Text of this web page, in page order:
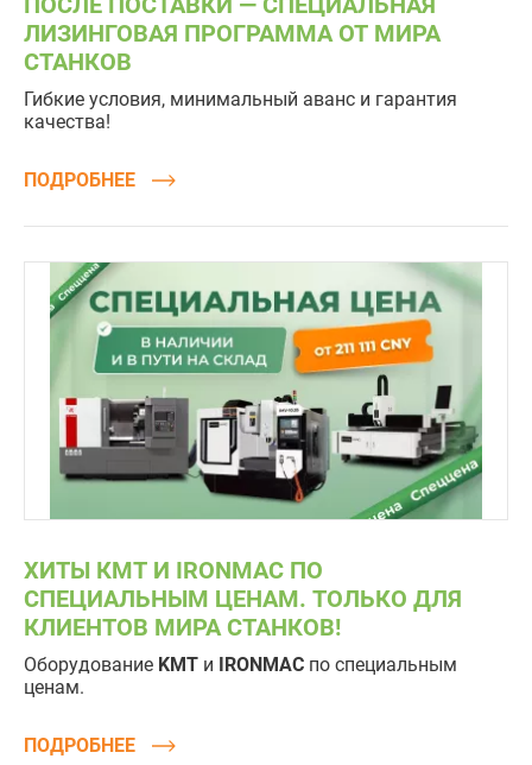
ЛИЗИНГОВАЯ ПРОГРАММА ОТ МИРА
СТАНКОВ
Гибкие условия, минимальный аванс и гарантия
качества!
ПОДРОБНЕЕ
ХИТЫ КМТ И IRONMAC ПО
СПЕЦИАЛЬНЫМ ЦЕНАМ. ТОЛЬКО ДЛЯ
КЛИЕНТОВ МИРА СТАНКОВ!
Оборудование KMT и IRONMAC по специальным
ценам.
ПОДРОБНЕЕ